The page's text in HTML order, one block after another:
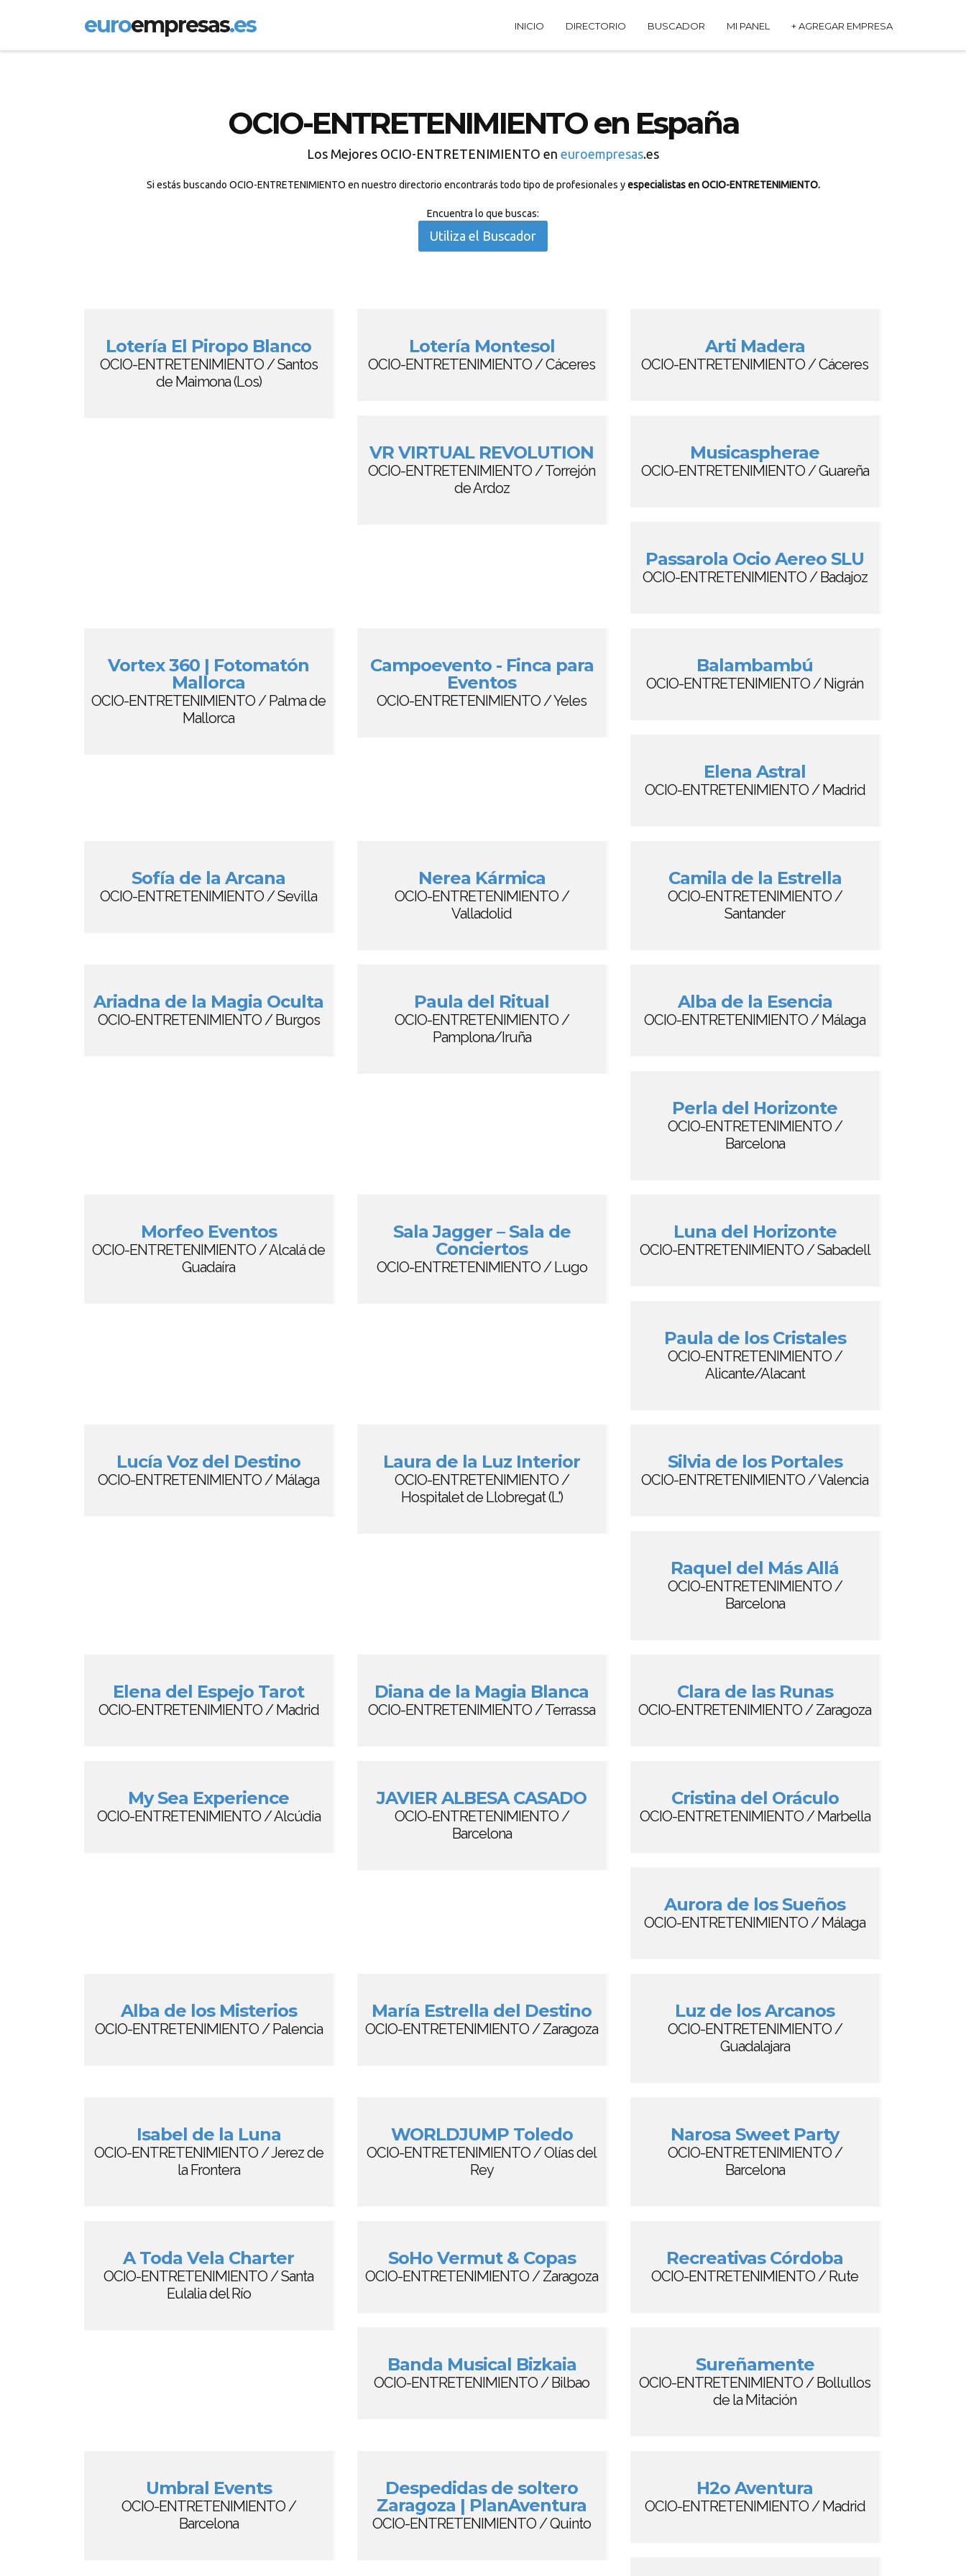
euroempresas.es INICIO DIRECTORIO BUSCADOR MI PANEL + AGREGAR EMPRESA
OCIO-ENTRETENIMIENTO en España
Los Mejores OCIO-ENTRETENIMIENTO en euroempresas.es
Si estás buscando OCIO-ENTRETENIMIENTO en nuestro directorio encontrarás todo tipo de profesionales yespecialistas en OCIO-ENTRETENIMIENTO.
Encuentra lo que buscas:
Utiliza el Buscador
Lotería El Piropo Blanco
OCIO-ENTRETENIMIENTO / Santos
de Maimona (Los)
Lotería Montesol
OCIO-ENTRETENIMIENTO / Cáceres
Arti Madera
OCIO-ENTRETENIMIENTO / Cáceres
VR VIRTUAL REVOLUTION
OCIO-ENTRETENIMIENTO / Torrejón
de Ardoz
Musicaspherae
OCIO-ENTRETENIMIENTO / Guareña
Passarola Ocio Aereo SLU
OCIO-ENTRETENIMIENTO / Badajoz
Vortex 360 | Fotomatón
Mallorca
OCIO-ENTRETENIMIENTO / Palma de
Mallorca
Campoevento - Finca para
Eventos
OCIO-ENTRETENIMIENTO / Yeles
Balambambú
OCIO-ENTRETENIMIENTO / Nigrán
Elena Astral
OCIO-ENTRETENIMIENTO / Madrid
Sofía de la Arcana
OCIO-ENTRETENIMIENTO / Sevilla
Nerea Kármica
OCIO-ENTRETENIMIENTO /
Valladolid
Camila de la Estrella
OCIO-ENTRETENIMIENTO /
Santander
Ariadna de la Magia Oculta
OCIO-ENTRETENIMIENTO / Burgos
Paula del Ritual
OCIO-ENTRETENIMIENTO /
Pamplona/Iruña
Alba de la Esencia
OCIO-ENTRETENIMIENTO / Málaga
Perla del Horizonte
OCIO-ENTRETENIMIENTO /
Barcelona
Morfeo Eventos
OCIO-ENTRETENIMIENTO / Alcalá de
Guadaíra
Sala Jagger – Sala de
Conciertos
OCIO-ENTRETENIMIENTO / Lugo
Luna del Horizonte
OCIO-ENTRETENIMIENTO / Sabadell
Paula de los Cristales
OCIO-ENTRETENIMIENTO /
Alicante/Alacant
Lucía Voz del Destino
OCIO-ENTRETENIMIENTO / Málaga
Laura de la Luz Interior
OCIO-ENTRETENIMIENTO /
Hospitalet de Llobregat (L')
Silvia de los Portales
OCIO-ENTRETENIMIENTO / Valencia
Raquel del Más Allá
OCIO-ENTRETENIMIENTO /
Barcelona
Elena del Espejo Tarot
OCIO-ENTRETENIMIENTO / Madrid
Diana de la Magia Blanca
OCIO-ENTRETENIMIENTO / Terrassa
Clara de las Runas
OCIO-ENTRETENIMIENTO / Zaragoza
My Sea Experience
OCIO-ENTRETENIMIENTO / Alcúdia
JAVIER ALBESA CASADO
OCIO-ENTRETENIMIENTO /
Barcelona
Cristina del Oráculo
OCIO-ENTRETENIMIENTO / Marbella
Aurora de los Sueños
OCIO-ENTRETENIMIENTO / Málaga
Alba de los Misterios
OCIO-ENTRETENIMIENTO / Palencia
María Estrella del Destino
OCIO-ENTRETENIMIENTO / Zaragoza
Luz de los Arcanos
OCIO-ENTRETENIMIENTO /
Guadalajara
Isabel de la Luna
OCIO-ENTRETENIMIENTO / Jerez de
la Frontera
WORLDJUMP Toledo
OCIO-ENTRETENIMIENTO / Olías del
Rey
Narosa Sweet Party
OCIO-ENTRETENIMIENTO /
Barcelona
A Toda Vela Charter
OCIO-ENTRETENIMIENTO / Santa
Eulalia del Río
SoHo Vermut & Copas
OCIO-ENTRETENIMIENTO / Zaragoza
Recreativas Córdoba
OCIO-ENTRETENIMIENTO / Rute
Banda Musical Bizkaia
OCIO-ENTRETENIMIENTO / Bilbao
Sureñamente
OCIO-ENTRETENIMIENTO / Bollullos
de la Mitación
Umbral Events
OCIO-ENTRETENIMIENTO /
Barcelona
Despedidas de soltero
Zaragoza | PlanAventura
OCIO-ENTRETENIMIENTO / Quinto
H2o Aventura
OCIO-ENTRETENIMIENTO / Madrid